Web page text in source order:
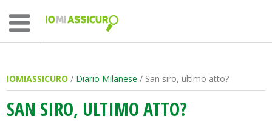
IOMIASSICURO / Diario Milanese / San siro, ultimo atto?
SAN SIRO, ULTIMO ATTO?